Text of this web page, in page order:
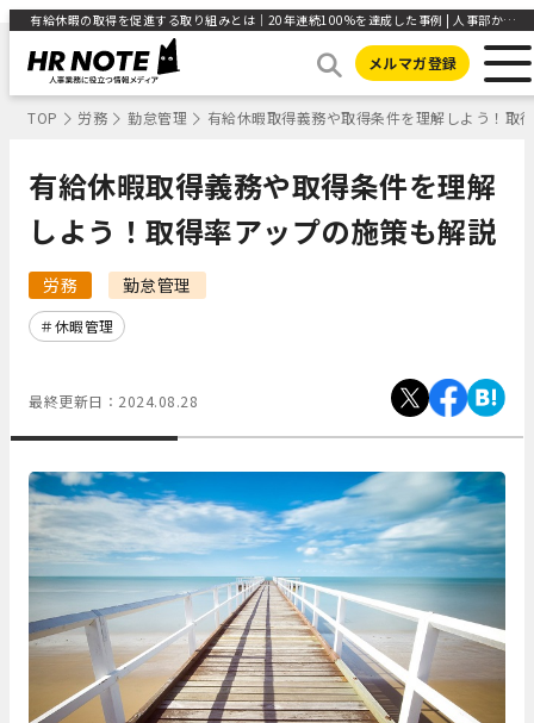
有給休暇の取得を促進する取り組みとは｜20年連続100%を達成した事例 | 人事部から企業成長を応援するメディアHR NOTE
メルマガ登録
TOP 労務 勤怠管理 有給休暇取得義務や取得条件を理解しよう！取
有給休暇取得義務や取得条件を理解
しよう！取得率アップの施策も解説
労務 勤怠管理
休暇管理
最終更新日： 2024.08.28